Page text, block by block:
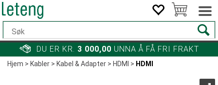
DU ER KR. 3 000,00 UNNA Å FÅ FRI FRAKT
Hjem>Kabler>Kabel & Adapter>HDMI > HDMI